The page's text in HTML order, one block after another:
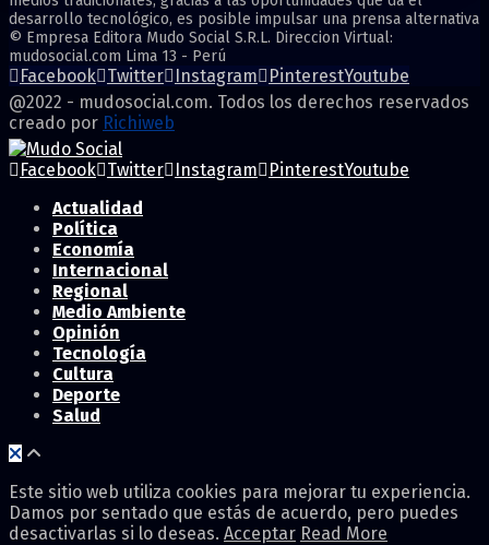
desarrollo tecnológico, es posible impulsar una prensa alternativa
© Empresa Editora Mudo Social S.R.L. Direccion Virtual:
mudosocial.com Lima 13 - Perú
Facebook Twitter Instagram PinterestYoutube
@2022 - mudosocial.com. Todos los derechos reservados
creado por Richiweb
Facebook Twitter Instagram PinterestYoutube
Actualidad
Política
Economía
Internacional
Regional
Medio Ambiente
Opinión
Tecnología
Cultura
Deporte
Salud
Este sitio web utiliza cookies para mejorar tu experiencia.
Damos por sentado que estás de acuerdo, pero puedes
desactivarlas si lo deseas. Acceptar Read More